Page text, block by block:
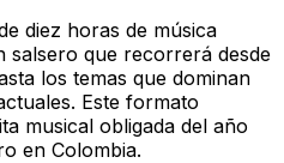
diez horas de música
salsero que recorrerá desde
los temas que dominan
Este formato
musical obligada del año
en Colombia.